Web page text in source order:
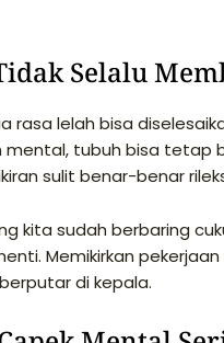
Selalu
rasa lelah bisa
mental, tubuh bisa
sulit benar-benar
kita sudah berbaring
Memikirkan
di kepala.